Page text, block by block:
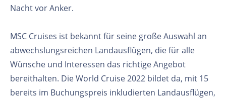
Nacht vor Anker.
MSC Cruises ist bekannt für seine große Auswahl an
abwechslungsreichen Landausflügen, die für alle
Wünsche und Interessen das richtige Angebot
bereithalten. Die World Cruise 2022 bildet da, mit 15
bereits im Buchungspreis inkludierten Landausflügen,